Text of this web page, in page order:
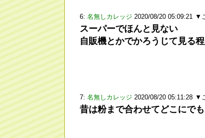
6: 名無しカレッジ 2020/08/20 05:09:21 ▼
スーパーでほんと見ない
自販機とかでかろうじて見る
7: 名無しカレッジ 2020/08/20 05:11:28 ▼
昔は粉まで合わせてどこにで